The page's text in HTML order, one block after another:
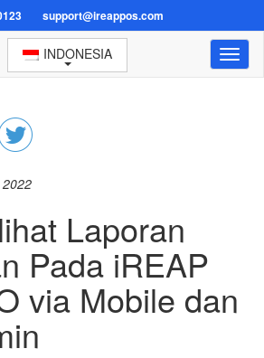
support@ireappos.com
INDONESIA
Laporan
Pada iREAP
via Mobile dan